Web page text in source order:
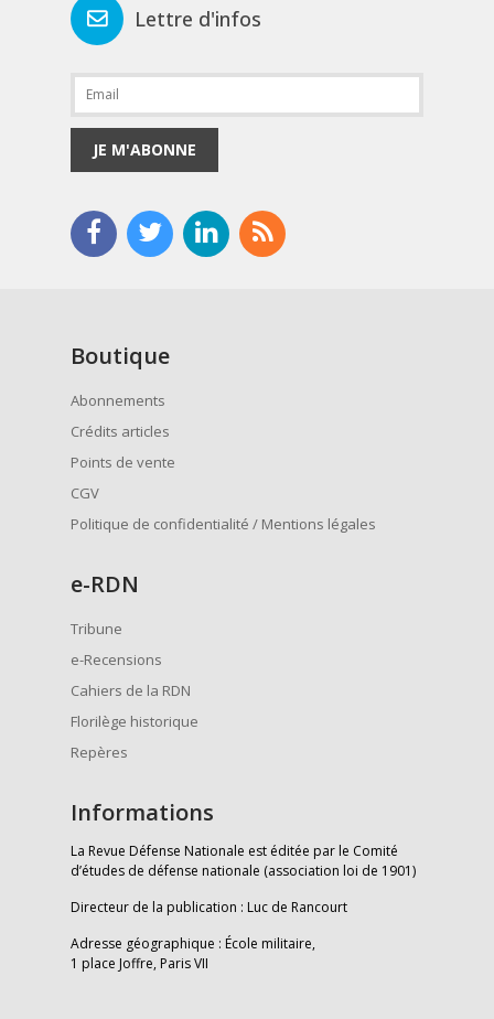
Lettre d'infos
JE M'ABONNE
Boutique
Abonnements
Crédits articles
Points de vente
CGV
Politique de confidentialité / Mentions légales
e-RDN
Tribune
e-Recensions
Cahiers de la RDN
Florilège historique
Repères
Informations
La Revue Défense Nationale est éditée par le Comité
d’études de défense nationale (association loi de 1901)
Directeur de la publication : Luc de Rancourt
Adresse géographique : École militaire,
1 place Joffre, Paris VII